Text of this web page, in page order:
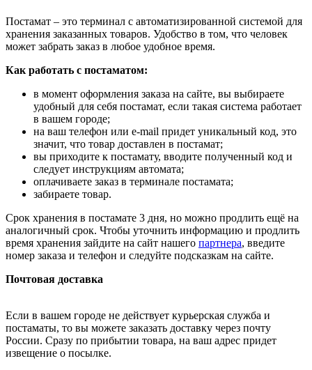
Постамат – это терминал с автоматизированной системой для
хранения заказанных товаров. Удобство в том, что человек
может забрать заказ в любое удобное время.
Как работать с постаматом:
в момент оформления заказа на сайте, вы выбираете
удобный для себя постамат, если такая система работает
в вашем городе;
на ваш телефон или e-mail придет уникальный код, это
значит, что товар доставлен в постамат;
вы приходите к постамату, вводите полученный код и
следует инструкциям автомата;
оплачиваете заказ в терминале постамата;
забираете товар.
Срок хранения в постамате 3 дня, но можно продлить ещё на
аналогичный срок. Чтобы уточнить информацию и продлить
время хранения зайдите на сайт нашего партнера, введите
номер заказа и телефон и следуйте подсказкам на сайте.
Почтовая доставка
Если в вашем городе не действует курьерская служба и
постаматы, то вы можете заказать доставку через почту
России. Сразу по прибытии товара, на ваш адрес придет
извещение о посылке.